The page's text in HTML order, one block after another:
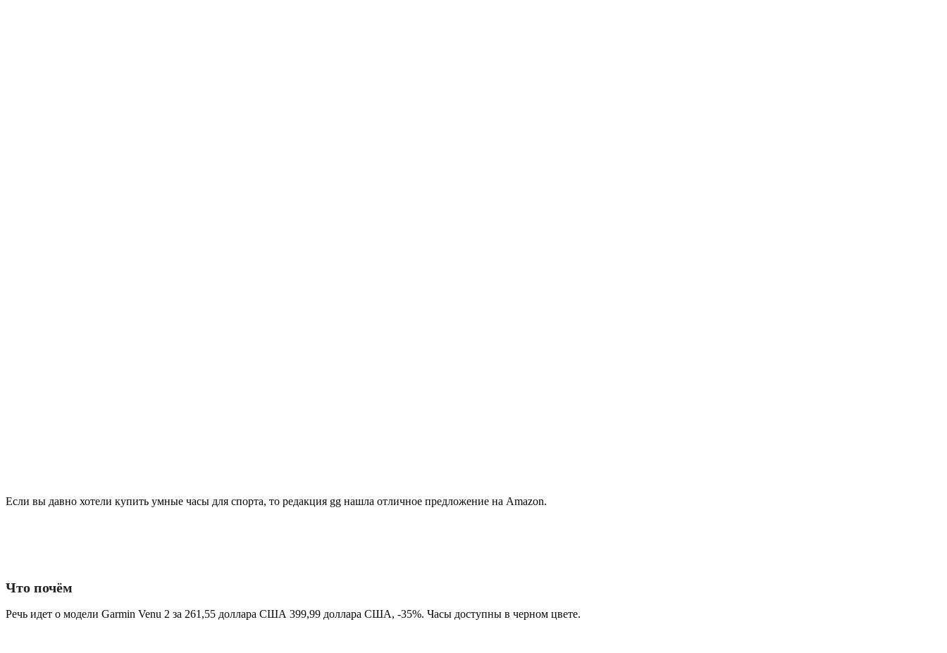
Если вы давно хотели купить умные часы для спорта, то редакция gg нашла отличное предложение на Amazon.
Что почём
Речь идет о модели Garmin Venu 2 за 261,55 доллара США 399,99 доллара США, -35%. Часы доступны в черном цвете.